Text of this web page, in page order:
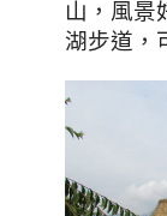
山，風景
湖步道，